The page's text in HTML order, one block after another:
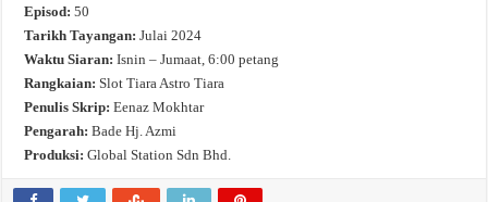
Episod: 50
Tarikh Tayangan: Julai 2024
Waktu Siaran: Isnin – Jumaat, 6:00 petang
Rangkaian: Slot Tiara Astro Tiara
Penulis Skrip: Eenaz Mokhtar
Pengarah: Bade Hj. Azmi
Produksi: Global Station Sdn Bhd.